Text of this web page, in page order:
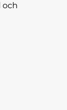
och